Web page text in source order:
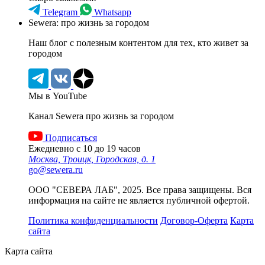
Telegram
Whatsapp
Sewera: про жизнь за городом
Наш блог c полезным контентом для тех, кто живет за
городом
Мы в YouTube
Канал Sewera про жизнь за городом
Подписаться
Ежедневно с 10 до 19 часов
Москва, Троицк, Городская, д. 1
go@sewera.ru
ООО "СЕВЕРА ЛАБ", 2025. Все права защищены. Вся
информация на сайте не является публичной офертой.
Политика конфиденциальности Договор-Оферта Карта
сайта
Карта сайта